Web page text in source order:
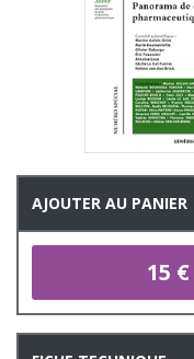
AJOUTER AU PANIER
15 €